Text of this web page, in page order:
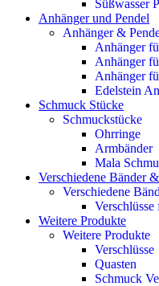
Süßwasser
Anhänger und Pendel
Anhänger &
Anhänger
Anhänger
Anhänger
Edelstein
Schmuck Stücke
Schmuckstücke
Ohrringe
Armbänder
Mala
Verschiedene Bänder
Verschiedene
Weitere Produkte
Weitere Produkte
Verschlüsse
Quasten
Schmuck